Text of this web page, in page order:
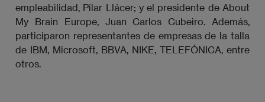
empleabilidad, Pilar Llácer; y el presidente de About
My Brain Europe, Juan Carlos Cubeiro. Además,
participaron representantes de empresas de la talla
de IBM, Microsoft, BBVA, NIKE, TELEFÓNICA, entre
otros.